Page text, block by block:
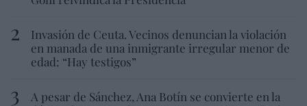
Invasión de Ceuta. Vecinos denuncian la violación
en manada de una inmigrante irregular menor de
edad: “Hay testigos”
A pesar de Sánchez, Ana Botín se convierte en la